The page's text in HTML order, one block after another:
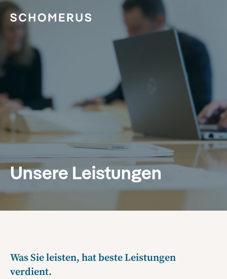
Unsere Leistungen
Was Sie leisten, hat beste Leistungen
verdient.